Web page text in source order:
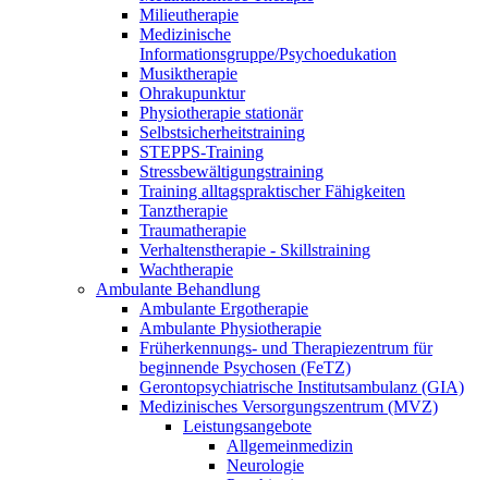
Milieutherapie
Medizinische
Informationsgruppe/Psychoedukation
Musiktherapie
Ohrakupunktur
Physiotherapie stationär
Selbstsicherheitstraining
STEPPS-Training
Stressbewältigungstraining
Training alltagspraktischer Fähigkeiten
Tanztherapie
Traumatherapie
Verhaltenstherapie - Skillstraining
Wachtherapie
Ambulante Behandlung
Ambulante Ergotherapie
Ambulante Physiotherapie
Früherkennungs- und Therapiezentrum für
beginnende Psychosen (FeTZ)
Gerontopsychiatrische Institutsambulanz (GIA)
Medizinisches Versorgungszentrum (MVZ)
Leistungsangebote
Allgemeinmedizin
Neurologie